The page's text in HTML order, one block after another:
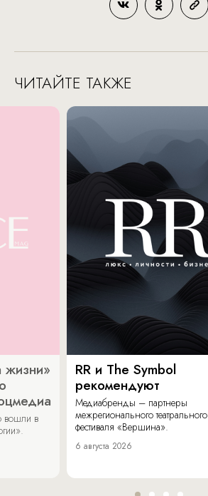
ЧИТАЙТЕ ТАКЖЕ
жизни»
вошли в
RR и The Symbol
рекомендуют
Медиабренды – партнеры
межрегионального театрального
фестиваля «Вершина».
6 августа 2026